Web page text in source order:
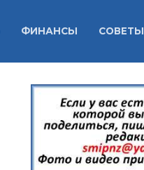
ФИНАНСЫ СОВЕТЫ